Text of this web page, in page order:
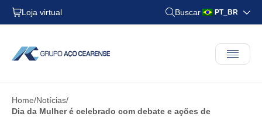
Loja virtual Buscar PT_BR
Home Notícias
Dia da Mulher é celebrado com debate e ações de